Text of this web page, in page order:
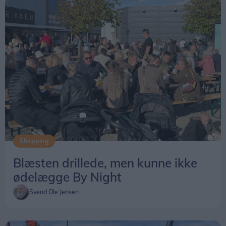
hun med et stort smil.
- Jeg synes, det er et rigtig spændende job, og jeg
glæder mig, tilføjer hun.
Shopping
Blæsten drillede, men kunne ikke
ødelægge By Night
Svend Ole Jensen